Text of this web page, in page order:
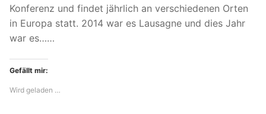
Konferenz und findet jährlich an verschiedenen Orten
in Europa statt. 2014 war es Lausagne und dies Jahr
war es……
Gefällt mir:
Wird geladen …